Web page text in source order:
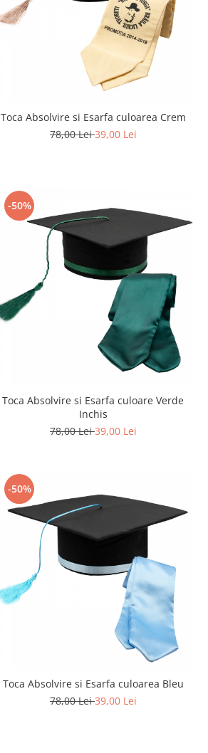
Toca Absolvire si Esarfa culoarea Crem
78,00 Lei39,00 Lei
-50%
Toca Absolvire si Esarfa culoare Verde
Inchis
78,00 Lei39,00 Lei
-50%
Toca Absolvire si Esarfa culoarea Bleu
78,00 Lei39,00 Lei